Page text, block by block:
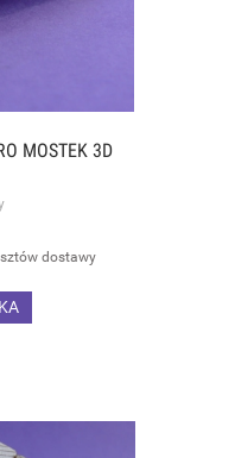
MOSTEK 3D
dostawy